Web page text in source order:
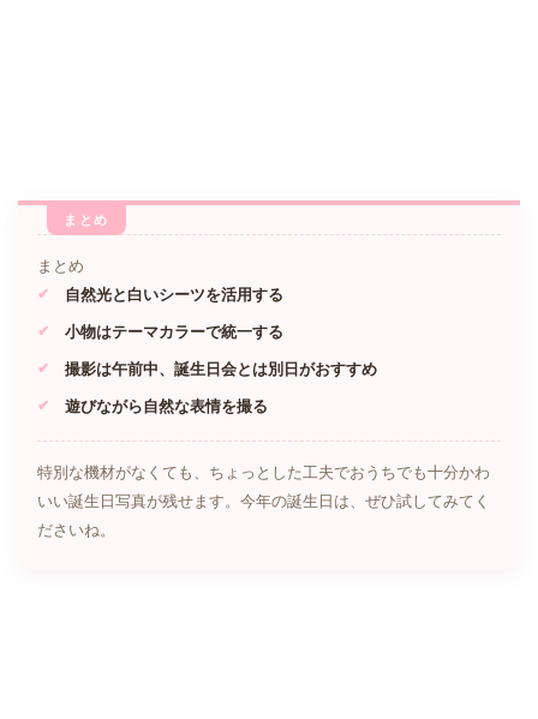
まとめ
自然光と白いシーツを活用する
小物はテーマカラーで統一する
撮影は午前中、誕生日会とは別日がおすすめ
遊びながら自然な表情を撮る
特別な機材がなくても、ちょっとした工夫でおうちでも十分かわ
いい誕生日写真が残せます。今年の誕生日は、ぜひ試してみてく
ださいね。